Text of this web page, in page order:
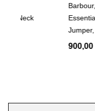
Barbour, Strik,
Essential Crew-Neck
Jumper, Dark Copper
900,00 DKK